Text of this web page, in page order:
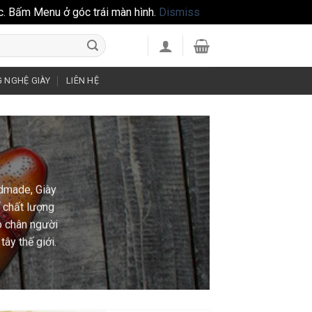
Bấm Menu ở góc trái màn hình. Dismiss
NGHỆ GIÀY LIÊN HỆ
Giày
chất lượng
chân người
thế giới.